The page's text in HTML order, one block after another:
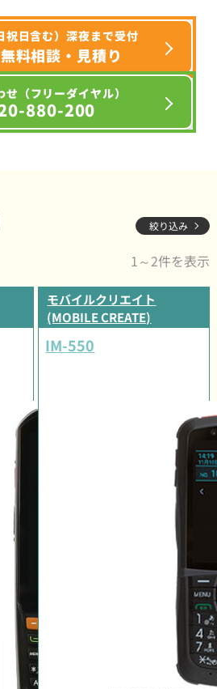
日含む）深夜まで受付
料相談・見積り
せ（フリーダイヤル）
880-200
絞り込み
1～2件を表示
モバイルクリエイト
(MOBILE CREATE)
IM-550